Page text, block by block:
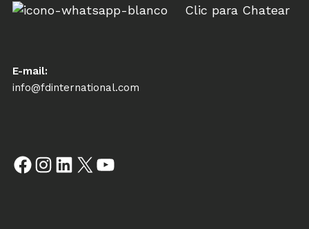
Clic para Chatear
E-mail:
info@fdinternational.com